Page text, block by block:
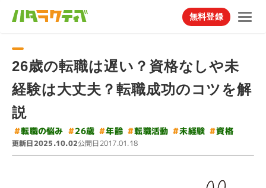
無料登録
26歳の転職は遅い？資格なしや未
経験は大丈夫？転職成功のコツを解
説
#転職の悩み #26歳 #年齢 #転職活動 #未経験 #資格
更新日2025.10.02公開日2017.01.18